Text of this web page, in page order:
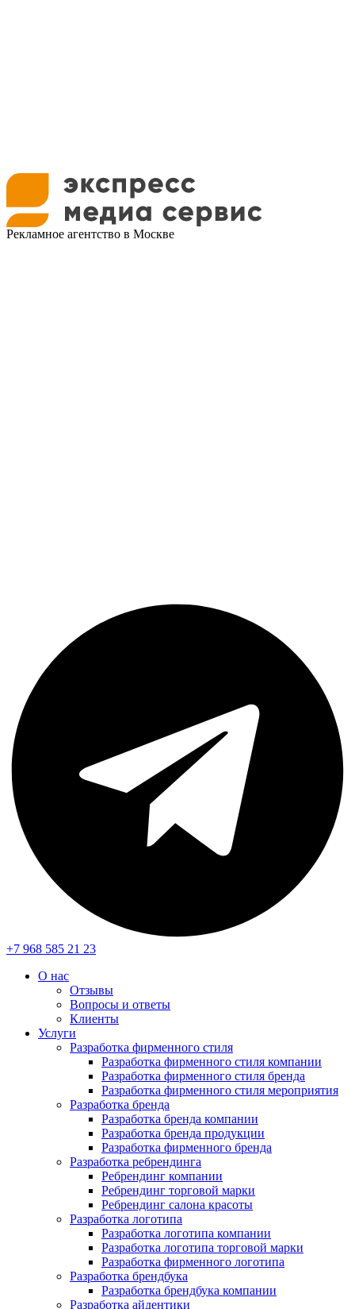
Рекламное агентство в Москве
+7 968 585 21 23
О нас
Отзывы
Вопросы и ответы
Клиенты
Услуги
Разработка фирменного стиля
Разработка фирменного стиля компании
Разработка фирменного стиля бренда
Разработка фирменного стиля мероприятия
Разработка бренда
Разработка бренда компании
Разработка бренда продукции
Разработка фирменного бренда
Разработка ребрендинга
Ребрендинг компании
Ребрендинг торговой марки
Ребрендинг салона красоты
Разработка логотипа
Разработка логотипа компании
Разработка логотипа торговой марки
Разработка фирменного логотипа
Разработка брендбука
Разработка брендбука компании
Разработка айдентики